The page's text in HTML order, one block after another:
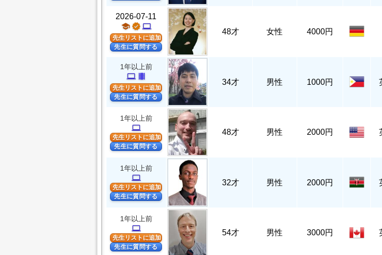
2026-07-11
school verified computer
先生リストに追加
先生に質問する
48才 女性 4000円
1年以上前
computer theaters
先生リストに追加
先生に質問する
34才 男性 1000円
1年以上前
computer
先生リストに追加
先生に質問する
48才 男性 2000円
1年以上前
computer
先生リストに追加
先生に質問する
32才 男性 2000円
1年以上前
computer
先生リストに追加
先生に質問する
54才 男性 3000円